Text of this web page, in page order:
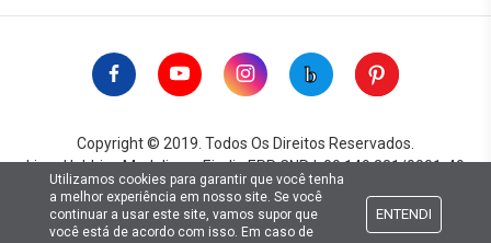
Copyright © 2019. Todos Os Direitos Reservados.
Lima Hobbies Modelismo Eireli - EPP CNPJ: 00.149.281/0001-49
Utilizamos cookies para garantir que você tenha
a melhor experiência em nosso site. Se você
continuar a usar este site, vamos supor que
você está de acordo com isso. Em caso de
ENTENDI